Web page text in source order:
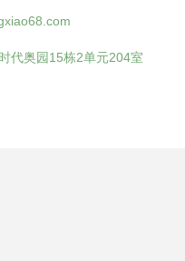
代奥园15栋2单元204室